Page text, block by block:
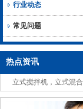
行业动态
常见问题
热点资讯
立式搅拌机，立式混
选组成安全注意事项